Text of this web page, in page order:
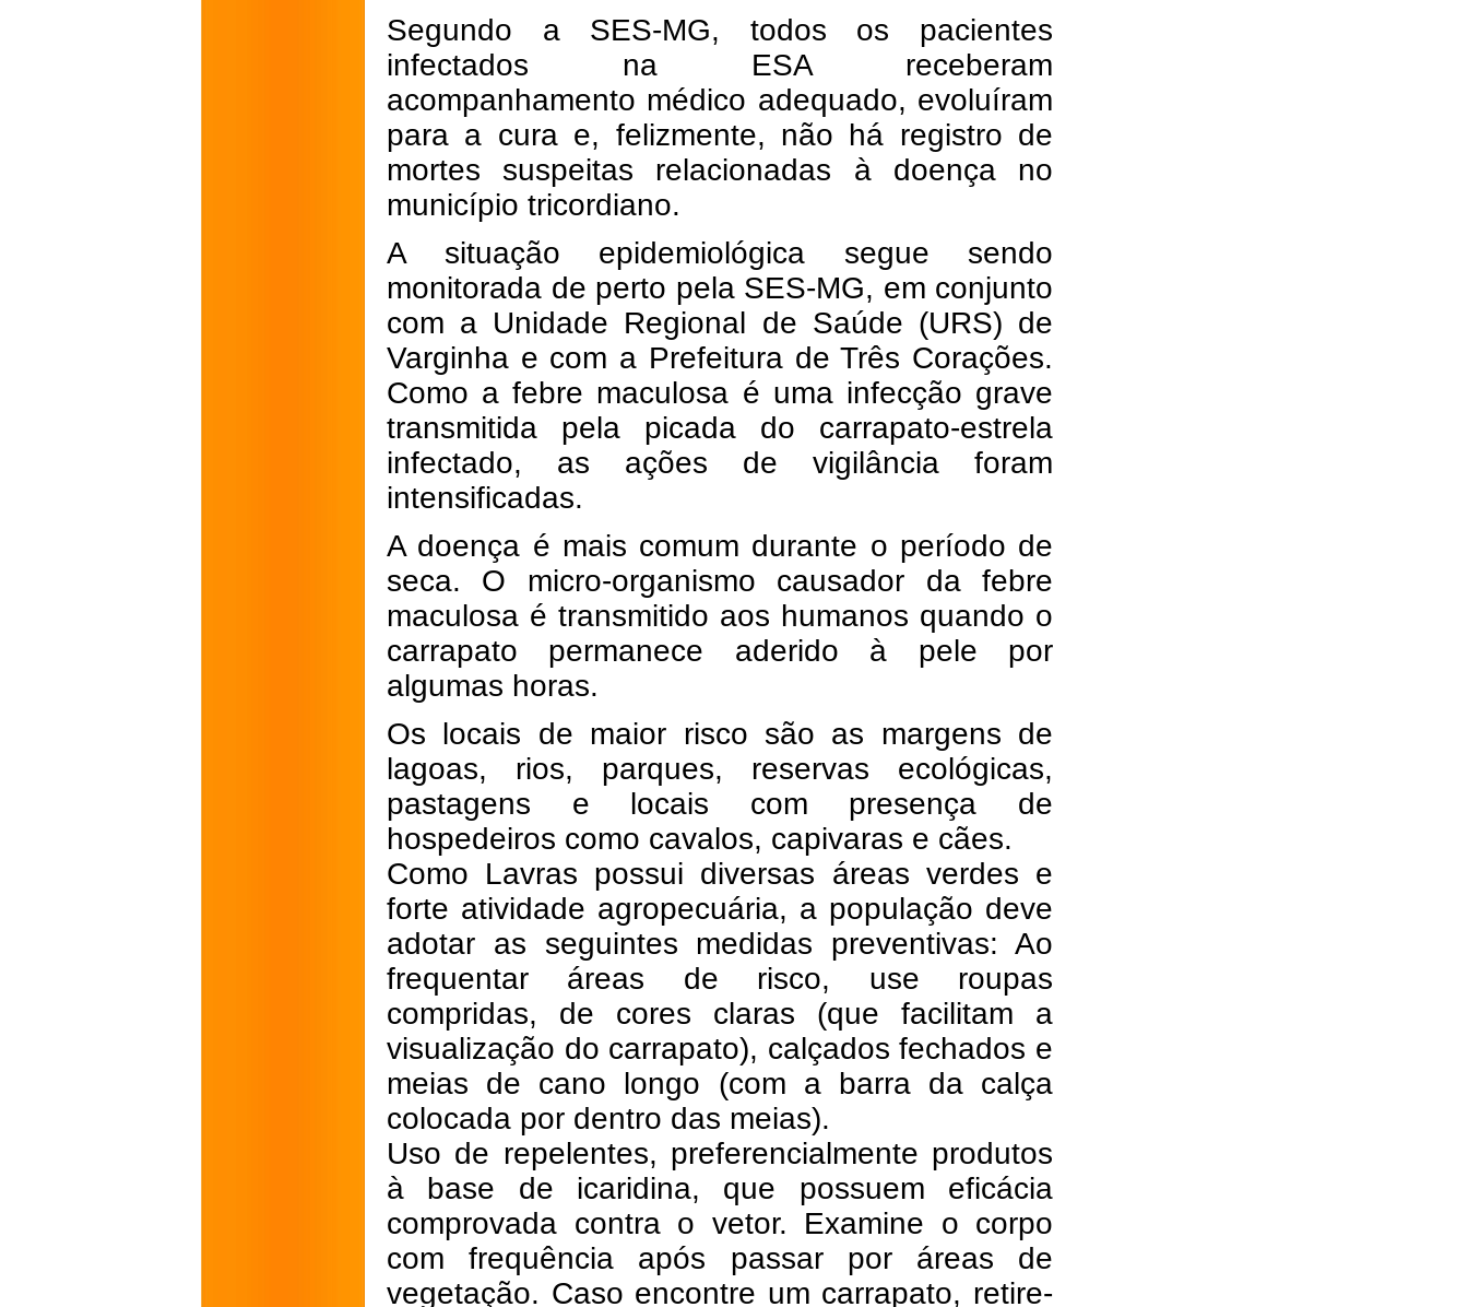
Segundo a SES-MG, todos os pacientes
infectados na ESA receberam
acompanhamento médico adequado, evoluíram
para a cura e, felizmente, não há registro de
mortes suspeitas relacionadas à doença no
município tricordiano.
A situação epidemiológica segue sendo
monitorada de perto pela SES-MG, em conjunto
com a Unidade Regional de Saúde (URS) de
Varginha e com a Prefeitura de Três Corações.
Como a febre maculosa é uma infecção grave
transmitida pela picada do carrapato-estrela
infectado, as ações de vigilância foram
intensificadas.
A doença é mais comum durante o período de
seca. O micro-organismo causador da febre
maculosa é transmitido aos humanos quando o
carrapato permanece aderido à pele por
algumas horas.
Os locais de maior risco são as margens de
lagoas, rios, parques, reservas ecológicas,
pastagens e locais com presença de
hospedeiros como cavalos, capivaras e cães.
Como Lavras possui diversas áreas verdes e
forte atividade agropecuária, a população deve
adotar as seguintes medidas preventivas: Ao
frequentar áreas de risco, use roupas
compridas, de cores claras (que facilitam a
visualização do carrapato), calçados fechados e
meias de cano longo (com a barra da calça
colocada por dentro das meias).
Uso de repelentes, preferencialmente produtos
à base de icaridina, que possuem eficácia
comprovada contra o vetor. Examine o corpo
com frequência após passar por áreas de
vegetação. Caso encontre um carrapato, retire-